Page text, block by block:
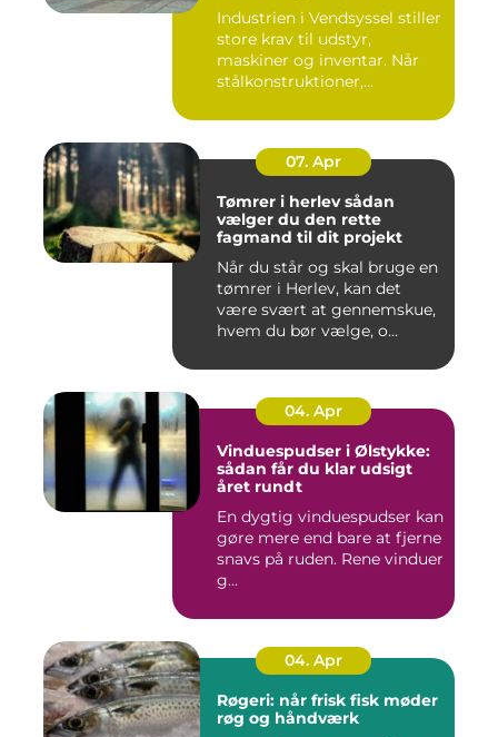
Industrien i Vendsyssel stiller
store krav til udstyr,
maskiner og inventar. Når
stålkonstruktioner,...
07. Apr
Tømrer i herlev sådan
vælger du den rette
fagmand til dit projekt
Når du står og skal bruge en
tømrer i Herlev, kan det
være svært at gennemskue,
hvem du bør vælge, o...
04. Apr
Vinduespudser i Ølstykke:
sådan får du klar udsigt
året rundt
En dygtig vinduespudser kan
gøre mere end bare at fjerne
snavs på ruden. Rene vinduer
g...
04. Apr
Røgeri: når frisk fisk møder
røg og håndværk